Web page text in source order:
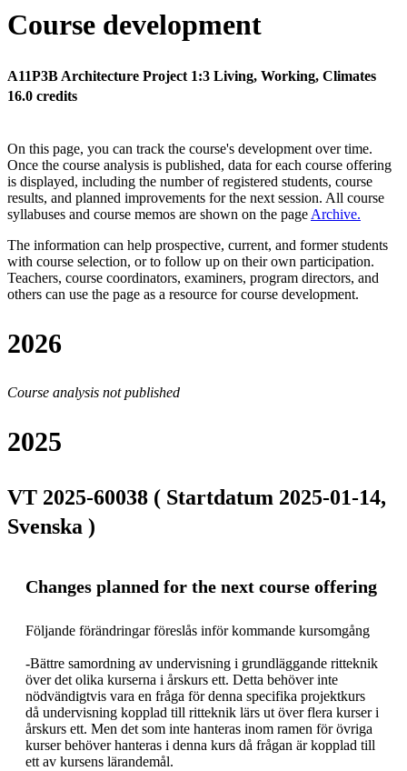
Course development
A11P3B Architecture Project 1:3 Living, Working, Climates
16.0 credits
On this page, you can track the course's development over time.
Once the course analysis is published, data for each course offering
is displayed, including the number of registered students, course
results, and planned improvements for the next session. All course
syllabuses and course memos are shown on the page Archive.
The information can help prospective, current, and former students
with course selection, or to follow up on their own participation.
Teachers, course coordinators, examiners, program directors, and
others can use the page as a resource for course development.
2026
Course analysis not published
2025
VT 2025-60038 ( Startdatum 2025-01-14,
Svenska )
Changes planned for the next course offering
Följande förändringar föreslås inför kommande kursomgång
-Bättre samordning av undervisning i grundläggande ritteknik
över det olika kurserna i årskurs ett. Detta behöver inte
nödvändigtvis vara en fråga för denna specifika projektkurs
då undervisning kopplad till ritteknik lärs ut över flera kurser i
årskurs ett. Men det som inte hanteras inom ramen för övriga
kurser behöver hanteras i denna kurs då frågan är kopplad till
ett av kursens lärandemål.